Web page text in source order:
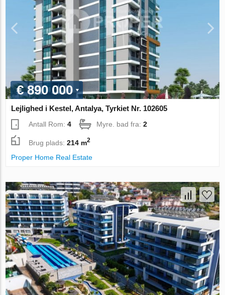
€ 890 000
Lejlighed i Kestel, Antalya, Tyrkiet Nr. 102605
Antall Rom:4 Myre. bad fra:2
Brug plads:214 m2
Proper Home Real Estate